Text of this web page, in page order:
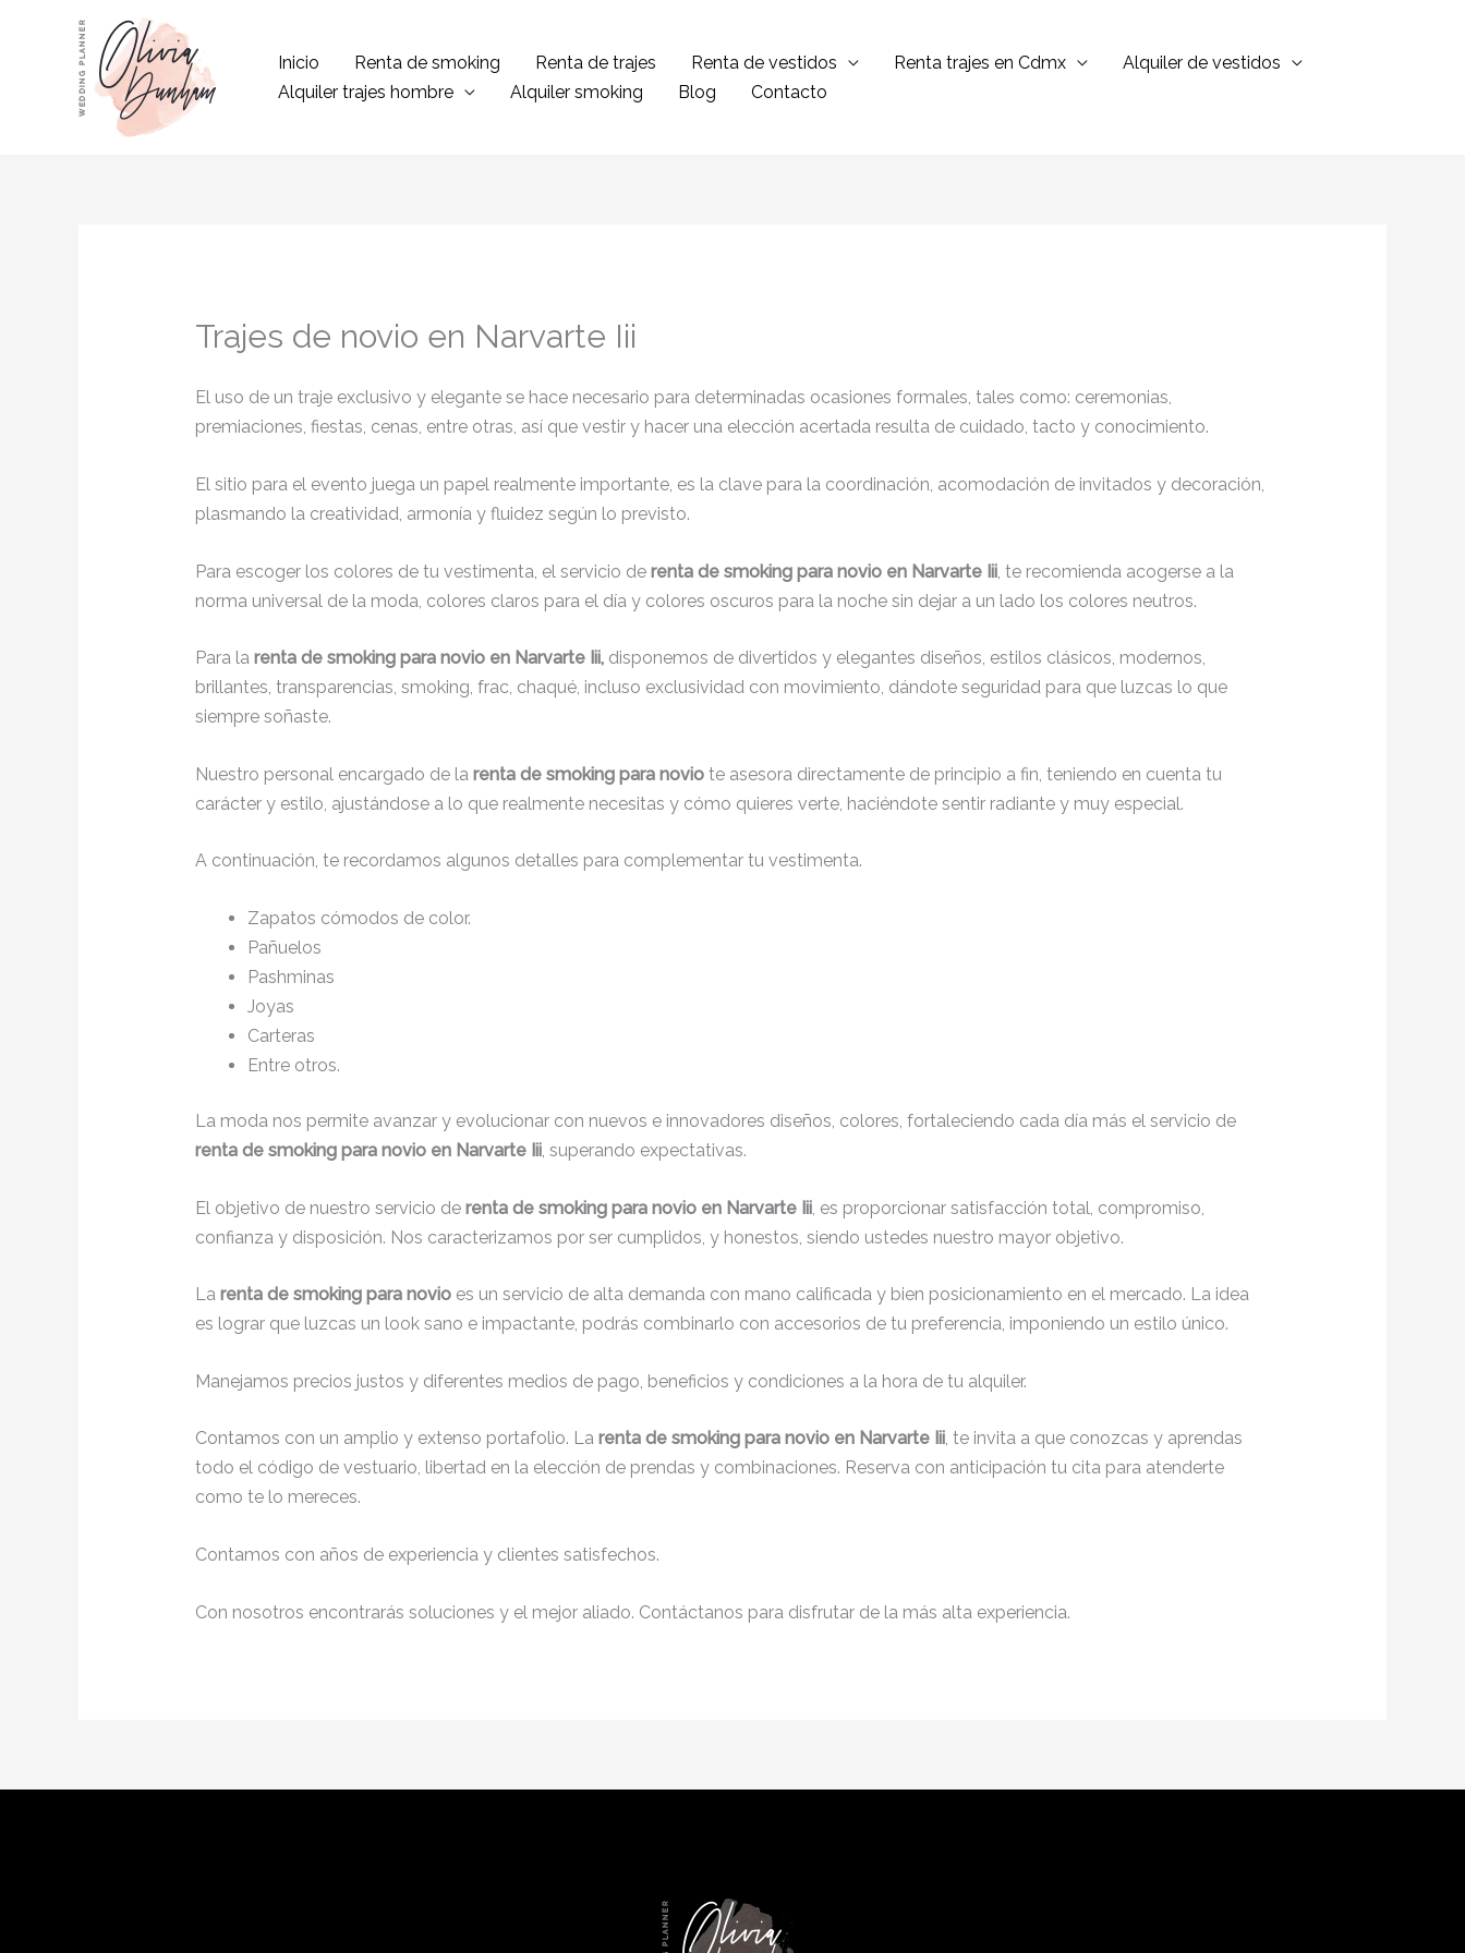
contenido
Inicio Renta de smoking Renta de trajes Renta de vestidos Renta trajes en Cdmx
Alquiler de vestidos
Alquiler trajes hombre
Alquiler smoking Blog Contacto
Trajes de novio en Narvarte Iii
El uso de un traje exclusivo y elegante se hace necesario para determinadas ocasiones formales, tales como: ceremonias,
premiaciones, fiestas, cenas, entre otras, así que vestir y hacer una elección acertada resulta de cuidado, tacto y conocimiento.
El sitio para el evento juega un papel realmente importante, es la clave para la coordinación, acomodación de invitados y decoración,
plasmando la creatividad, armonía y fluidez según lo previsto.
Para escoger los colores de tu vestimenta, el servicio de renta de smoking para novio en Narvarte Iii, te recomienda acogerse a la
norma universal de la moda, colores claros para el día y colores oscuros para la noche sin dejar a un lado los colores neutros.
Para la renta de smoking para novio en Narvarte Iii, disponemos de divertidos y elegantes diseños, estilos clásicos, modernos,
brillantes, transparencias, smoking, frac, chaqué, incluso exclusividad con movimiento, dándote seguridad para que luzcas lo que
siempre soñaste.
Nuestro personal encargado de la renta de smoking para noviote asesora directamente de principio a fin, teniendo en cuenta tu
carácter y estilo, ajustándose a lo que realmente necesitas y cómo quieres verte, haciéndote sentir radiante y muy especial.
A continuación, te recordamos algunos detalles para complementar tu vestimenta.
Zapatos cómodos de color.
Pañuelos
Pashminas
Joyas
Carteras
Entre otros.
La moda nos permite avanzar y evolucionar con nuevos e innovadores diseños, colores, fortaleciendo cada día más el servicio de
renta de smoking para novio en Narvarte Iii, superando expectativas.
El objetivo de nuestro servicio de renta de smoking para novio en Narvarte Iii, es proporcionar satisfacción total, compromiso,
confianza y disposición. Nos caracterizamos por ser cumplidos, y honestos, siendo ustedes nuestro mayor objetivo.
La renta de smoking para novio es un servicio de alta demanda con mano calificada y bien posicionamiento en el mercado. La idea
es lograr que luzcas un look sano e impactante, podrás combinarlo con accesorios de tu preferencia, imponiendo un estilo único.
Manejamos precios justos y diferentes medios de pago, beneficios y condiciones a la hora de tu alquiler.
Contamos con un amplio y extenso portafolio. La renta de smoking para novio en Narvarte Iii, te invita a que conozcas y aprendas
todo el código de vestuario, libertad en la elección de prendas y combinaciones. Reserva con anticipación tu cita para atenderte
como te lo mereces.
Contamos con años de experiencia y clientes satisfechos.
Con nosotros encontrarás soluciones y el mejor aliado. Contáctanos para disfrutar de la más alta experiencia.